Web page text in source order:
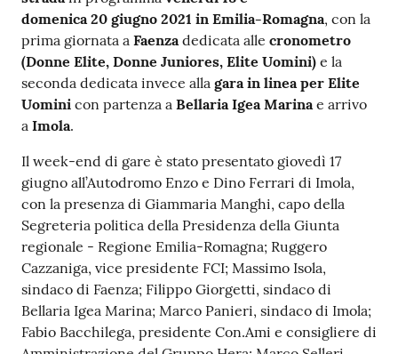
Servizi
on-
line
Seguici
su
domenica 20 giugno 2021 in Emilia-Romagna, con la
prima giornata a Faenzadedicata alle cronometro
(Donne Elite, Donne Juniores, Elite Uomini) e la
seconda dedicata invece alla gara in linea per Elite
Uomini con partenza a Bellaria Igea Marinae arrivo
a Imola.
Il week-end di gare è stato presentato giovedì 17
giugno all’Autodromo Enzo e Dino Ferrari di Imola,
con la presenza di Giammaria Manghi, capo della
Segreteria politica della Presidenza della Giunta
regionale - Regione Emilia-Romagna; Ruggero
Cazzaniga, vice presidente FCI; Massimo Isola,
sindaco di Faenza; Filippo Giorgetti, sindaco di
Bellaria Igea Marina; Marco Panieri, sindaco di Imola;
Fabio Bacchilega, presidente Con.Ami e consigliere di